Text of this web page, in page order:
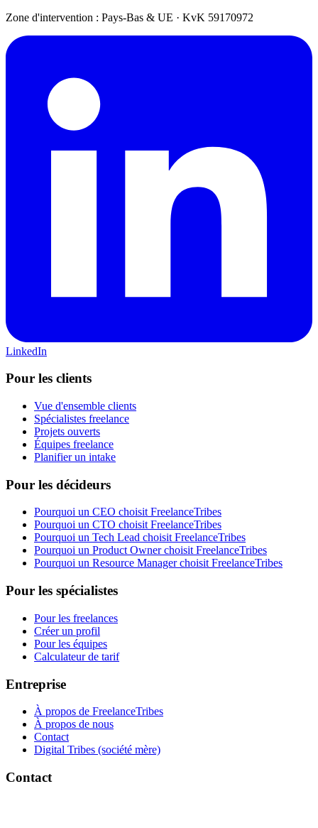
Zone d'intervention : Pays-Bas & UE · KvK 59170972
LinkedIn
Pour les clients
Vue d'ensemble clients
Spécialistes freelance
Projets ouverts
Équipes freelance
Planifier un intake
Pour les décideurs
Pourquoi un CEO choisit FreelanceTribes
Pourquoi un CTO choisit FreelanceTribes
Pourquoi un Tech Lead choisit FreelanceTribes
Pourquoi un Product Owner choisit FreelanceTribes
Pourquoi un Resource Manager choisit FreelanceTribes
Pour les spécialistes
Pour les freelances
Créer un profil
Pour les équipes
Calculateur de tarif
Entreprise
À propos de FreelanceTribes
À propos de nous
Contact
Digital Tribes (société mère)
Contact